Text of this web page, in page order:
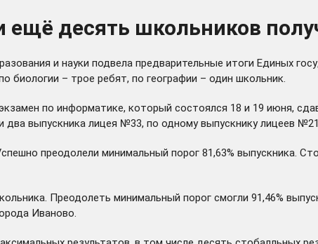
ещё десять школьников
и науки подвела предварительные итоги Единых
биологии – трое ребят, по географии – один школьник.
по информатике, который состоялся 18 и 19 июня,
выпускника лицея №33, по одному выпускнику лицеев
преодолели минимальный порог 81,63% выпускника.
Преодолеть минимальный порог смогли 91,46%
Иваново.